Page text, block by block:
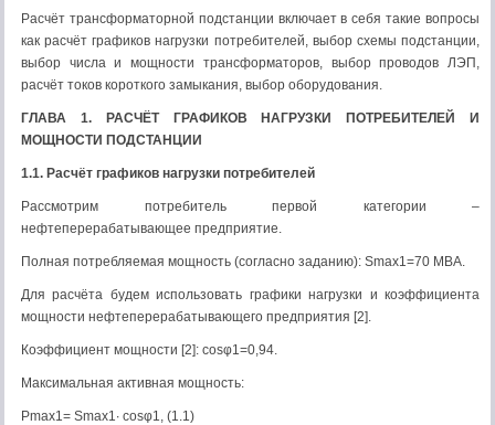
Расчёт трансформаторной подстанции включает в себя такие вопросы
как расчёт графиков нагрузки потребителей, выбор схемы подстанции,
выбор числа и мощности трансформаторов, выбор проводов ЛЭП,
расчёт токов короткого замыкания, выбор оборудования.
ГЛАВА 1. РАСЧЁТ ГРАФИКОВ НАГРУЗКИ ПОТРЕБИТЕЛЕЙ И
МОЩНОСТИ ПОДСТАНЦИИ
1.1. Расчёт графиков нагрузки потребителей
Рассмотрим потребитель первой категории –
нефтеперерабатывающее предприятие.
Полная потребляемая мощность (согласно заданию): Smax1=70 МВА.
Для расчёта будем использовать графики нагрузки и коэффициента
мощности нефтеперерабатывающего предприятия [2].
Коэффициент мощности [2]: cosφ1=0,94.
Максимальная активная мощность:
Pmax1= Smax1∙ cosφ1, (1.1)